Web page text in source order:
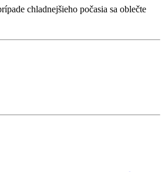
chladnejšieho počasia sa oblečte